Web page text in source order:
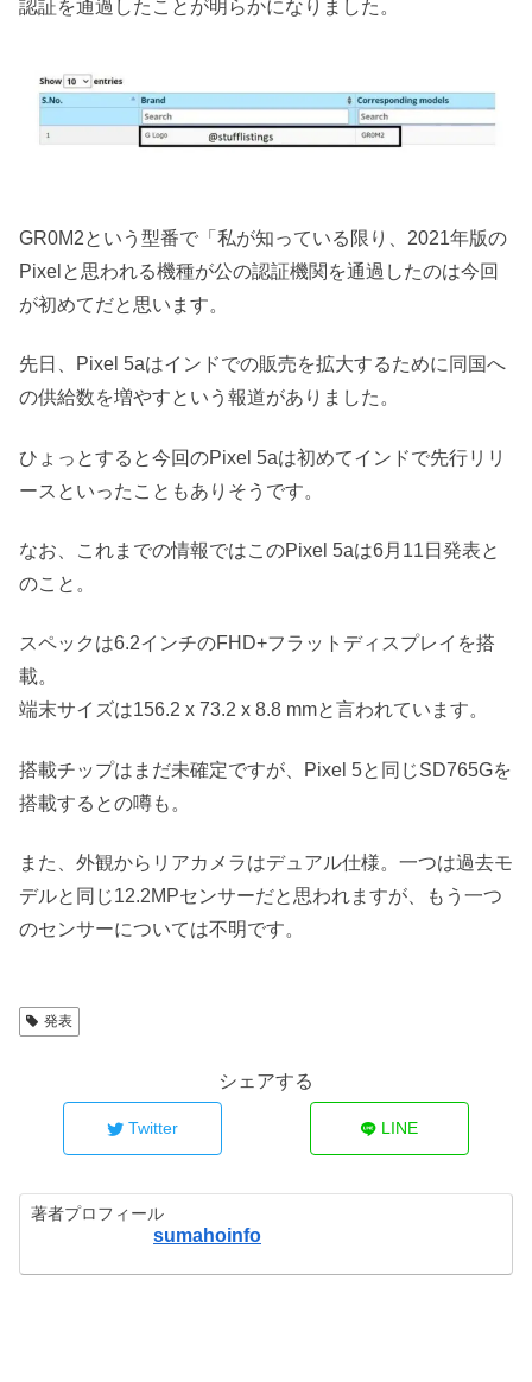
認証を通過したことが明らかになりました。
GR0M2という型番で「私が知っている限り、2021年版の
Pixelと思われる機種が公の認証機関を通過したのは今回
が初めてだと思います。
先日、Pixel 5aはインドでの販売を拡大するために同国へ
の供給数を増やすという報道がありました。
ひょっとすると今回のPixel 5aは初めてインドで先行リリ
ースといったこともありそうです。
なお、これまでの情報ではこのPixel 5aは6月11日発表と
のこと。
スペックは6.2インチのFHD+フラットディスプレイを搭
載。
端末サイズは156.2 x 73.2 x 8.8 mmと言われています。
搭載チップはまだ未確定ですが、Pixel 5と同じSD765Gを
搭載するとの噂も。
また、外観からリアカメラはデュアル仕様。一つは過去モ
デルと同じ12.2MPセンサーだと思われますが、もう一つ
のセンサーについては不明です。
発表
シェアする
Twitter LINE
著者プロフィール
sumahoinfo